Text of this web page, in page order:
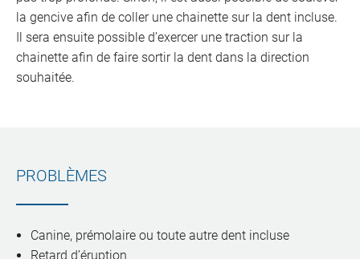
la gencive afin de coller une chainette sur la dent incluse.
Il sera ensuite possible d’exercer une traction sur la
chainette afin de faire sortir la dent dans la direction
souhaitée.
PROBLÈMES
Canine, prémolaire ou toute autre dent incluse
Retard d’éruption